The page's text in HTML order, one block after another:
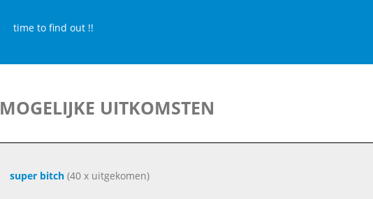
time to find out !!
MOGELIJKE UITKOMSTEN
super bitch(40 x uitgekomen)